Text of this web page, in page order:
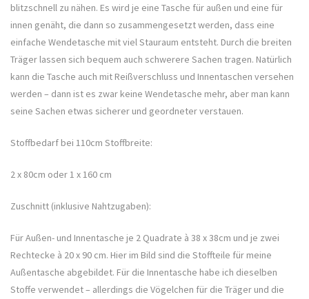
blitzschnell zu nähen. Es wird je eine Tasche für außen und eine für
innen genäht, die dann so zusammengesetzt werden, dass eine
einfache Wendetasche mit viel Stauraum entsteht. Durch die breiten
Träger lassen sich bequem auch schwerere Sachen tragen. Natürlich
kann die Tasche auch mit Reißverschluss und Innentaschen versehen
werden – dann ist es zwar keine Wendetasche mehr, aber man kann
seine Sachen etwas sicherer und geordneter verstauen.
Stoffbedarf bei 110cm Stoffbreite:
2 x 80cm oder 1 x 160 cm
Zuschnitt (inklusive Nahtzugaben):
Für Außen- und Innentasche je 2 Quadrate à 38 x 38cm und je zwei
Rechtecke à 20 x 90 cm. Hier im Bild sind die Stoffteile für meine
Außentasche abgebildet. Für die Innentasche habe ich dieselben
Stoffe verwendet – allerdings die Vögelchen für die Träger und die